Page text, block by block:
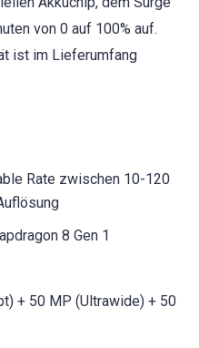
von 0 auf 100% auf.
ist im Lieferumfang
Rate zwischen 10-120
8 Gen 1
+ 50 MP (Ultrawide) + 50